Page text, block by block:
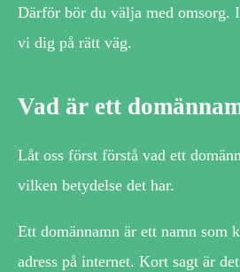
Därför bör du välja med omsorg.
vi dig på rätt väg.
Vad är ett
Låt oss först förstå vad ett
vilken betydelse det har.
Ett domännamn är ett namn som
adress på internet. Kort sagt är